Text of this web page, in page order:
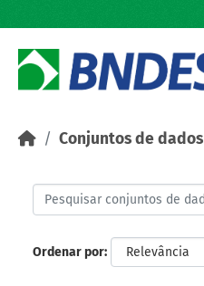
Conjuntos de dados
Ordenar por